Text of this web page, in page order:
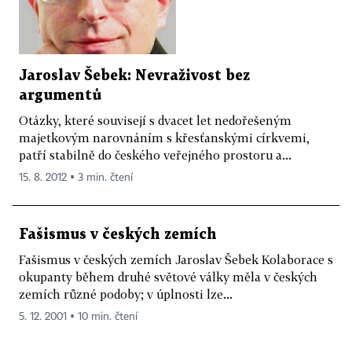
Jaroslav Šebek: Nevraživost bez
argumentů
Otázky, které souvisejí s dvacet let nedořešeným
majetkovým narovnáním s křesťanskými církvemi,
patří stabilně do českého veřejného prostoru a...
15. 8. 2012 ▪ 3 min. čtení
Fašismus v českých zemích
Fašismus v českých zemích Jaroslav Šebek Kolaborace s
okupanty během druhé světové války měla v českých
zemích různé podoby; v úplnosti lze...
5. 12. 2001 ▪ 10 min. čtení